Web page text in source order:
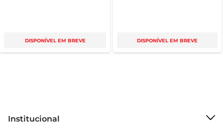
DISPONÍVEL EM BREVE DISPONÍVEL EM BREVE
Institucional